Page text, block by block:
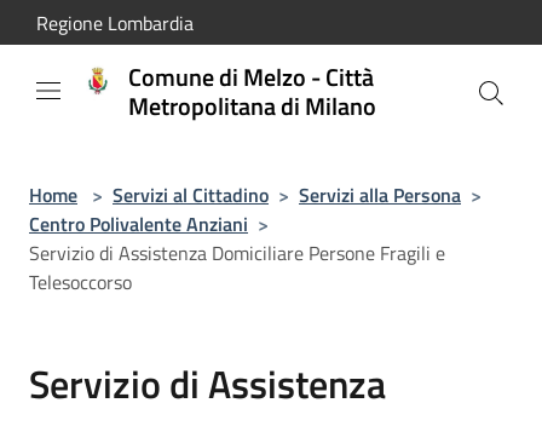
Salta al contenuto principale
Regione Lombardia
Comune di Melzo - Città
Metropolitana di Milano
Home > Servizi al Cittadino > Servizi alla Persona >
Centro Polivalente Anziani >
Servizio di Assistenza Domiciliare Persone Fragili e
Telesoccorso
Servizio di Assistenza